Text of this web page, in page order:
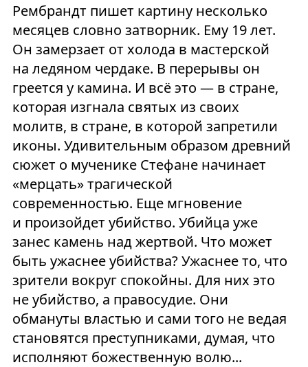
Рембрандт пишет картину несколько
месяцев словно затворник. Ему 19 лет.
Он замерзает от холода в мастерской
на ледяном чердаке. В перерывы он
греется у камина. И всё это — в стране,
которая изгнала святых из своих
молитв, в стране, в которой запретили
иконы. Удивительным образом древний
сюжет о мученике Стефане начинает
«мерцать» трагической
современностью. Еще мгновение
и произойдет убийство. Убийца уже
занес камень над жертвой. Что может
быть ужаснее убийства? Ужаснее то, что
зрители вокруг спокойны. Для них это
не убийство, а правосудие. Они
обмануты властью и сами того не ведая
становятся преступниками, думая, что
исполняют божественную волю...